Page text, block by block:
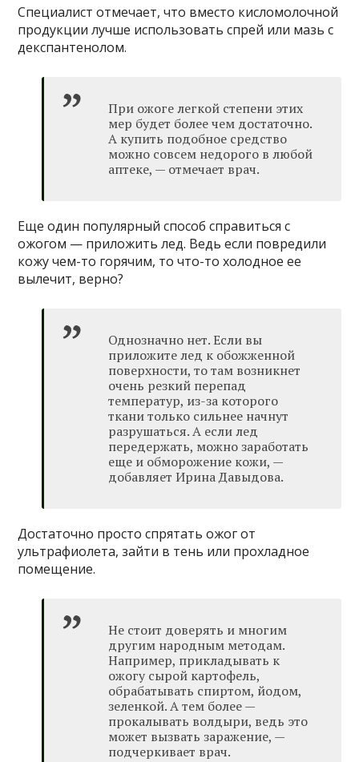
Специалист отмечает, что вместо кисломолочной
продукции лучше использовать спрей или мазь с
декспантенолом.
При ожоге легкой степени этих
мер будет более чем достаточно.
А купить подобное средство
можно совсем недорого в любой
аптеке, — отмечает врач.
Еще один популярный способ справиться с
ожогом — приложить лед. Ведь если повредили
кожу чем-то горячим, то что-то холодное ее
вылечит, верно?
Однозначно нет. Если вы
приложите лед к обожженной
поверхности, то там возникнет
очень резкий перепад
температур, из-за которого
ткани только сильнее начнут
разрушаться. А если лед
передержать, можно заработать
еще и обморожение кожи, —
добавляет Ирина Давыдова.
Достаточно просто спрятать ожог от
ультрафиолета, зайти в тень или прохладное
помещение.
Не стоит доверять и многим
другим народным методам.
Например, прикладывать к
ожогу сырой картофель,
обрабатывать спиртом, йодом,
зеленкой. А тем более —
прокалывать волдыри, ведь это
может вызвать заражение, —
подчеркивает врач.